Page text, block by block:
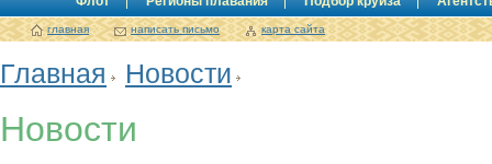
главная написать письмо карта сайта
Главная Новости
Новости